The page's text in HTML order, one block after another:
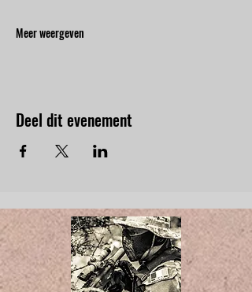
Meer weergeven
Deel dit evenement